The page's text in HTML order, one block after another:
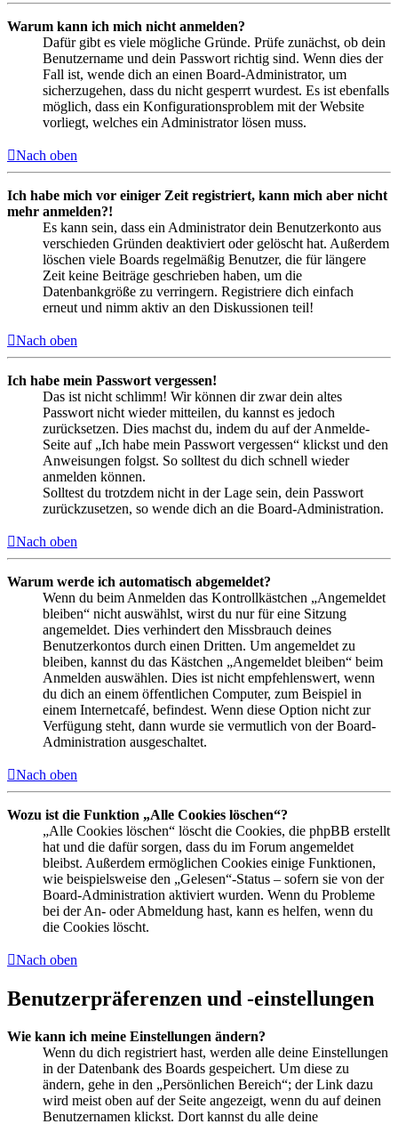
Warum kann ich mich nicht anmelden?
Dafür gibt es viele mögliche Gründe. Prüfe zunächst, ob dein
Benutzername und dein Passwort richtig sind. Wenn dies der
Fall ist, wende dich an einen Board-Administrator, um
sicherzugehen, dass du nicht gesperrt wurdest. Es ist ebenfalls
möglich, dass ein Konfigurationsproblem mit der Website
vorliegt, welches ein Administrator lösen muss.
Nach oben
Ich habe mich vor einiger Zeit registriert, kann mich aber nicht
mehr anmelden?!
Es kann sein, dass ein Administrator dein Benutzerkonto aus
verschieden Gründen deaktiviert oder gelöscht hat. Außerdem
löschen viele Boards regelmäßig Benutzer, die für längere
Zeit keine Beiträge geschrieben haben, um die
Datenbankgröße zu verringern. Registriere dich einfach
erneut und nimm aktiv an den Diskussionen teil!
Nach oben
Ich habe mein Passwort vergessen!
Das ist nicht schlimm! Wir können dir zwar dein altes
Passwort nicht wieder mitteilen, du kannst es jedoch
zurücksetzen. Dies machst du, indem du auf der Anmelde-
Seite auf „Ich habe mein Passwort vergessen“ klickst und den
Anweisungen folgst. So solltest du dich schnell wieder
anmelden können.
Solltest du trotzdem nicht in der Lage sein, dein Passwort
zurückzusetzen, so wende dich an die Board-Administration.
Nach oben
Warum werde ich automatisch abgemeldet?
Wenn du beim Anmelden das Kontrollkästchen „Angemeldet
bleiben“ nicht auswählst, wirst du nur für eine Sitzung
angemeldet. Dies verhindert den Missbrauch deines
Benutzerkontos durch einen Dritten. Um angemeldet zu
bleiben, kannst du das Kästchen „Angemeldet bleiben“ beim
Anmelden auswählen. Dies ist nicht empfehlenswert, wenn
du dich an einem öffentlichen Computer, zum Beispiel in
einem Internetcafé, befindest. Wenn diese Option nicht zur
Verfügung steht, dann wurde sie vermutlich von der Board-
Administration ausgeschaltet.
Nach oben
Wozu ist die Funktion „Alle Cookies löschen“?
„Alle Cookies löschen“ löscht die Cookies, die phpBB erstellt
hat und die dafür sorgen, dass du im Forum angemeldet
bleibst. Außerdem ermöglichen Cookies einige Funktionen,
wie beispielsweise den „Gelesen“-Status – sofern sie von der
Board-Administration aktiviert wurden. Wenn du Probleme
bei der An- oder Abmeldung hast, kann es helfen, wenn du
die Cookies löscht.
Nach oben
Benutzerpräferenzen und -einstellungen
Wie kann ich meine Einstellungen ändern?
Wenn du dich registriert hast, werden alle deine Einstellungen
in der Datenbank des Boards gespeichert. Um diese zu
ändern, gehe in den „Persönlichen Bereich“; der Link dazu
wird meist oben auf der Seite angezeigt, wenn du auf deinen
Benutzernamen klickst. Dort kannst du alle deine